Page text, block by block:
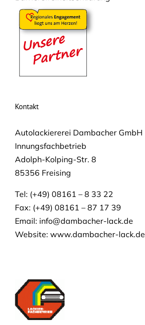
Kontakt
Autolackiererei Dambacher GmbH
Innungsfachbetrieb
Adolph-Kolping-Str. 8
85356 Freising
Tel: (+49) 08161 – 8 33 22
Fax: (+49) 08161 – 87 17 39
Email: info@dambacher-lack.de
Website: www.dambacher-lack.de